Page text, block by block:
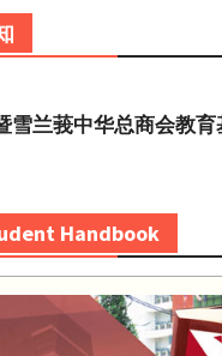
雪兰莪中华总商会教
Handbook